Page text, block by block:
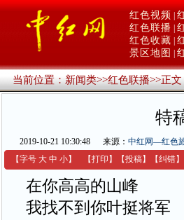
红色视频
红色联播
红色收藏
景区地图
当前位置：新闻类>>红色联播>>正文
特
2019-10-21 10:30:48 来源： 中红网—红色
【字号 大 中 小】 【打印 】 【投稿】 【纠错】
在你高高的山峰
我找不到你叶挺将军